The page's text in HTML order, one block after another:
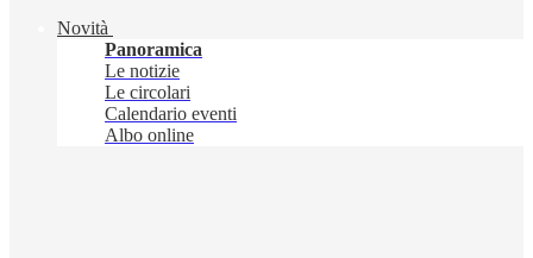
Novità
Panoramica
Le notizie
Le circolari
Calendario eventi
Albo online